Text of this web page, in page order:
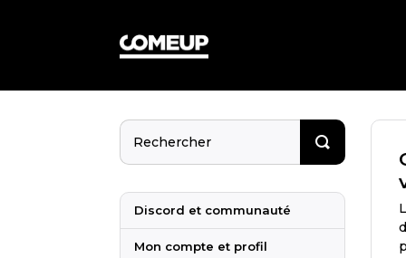
Discord et communauté
Mon compte et profil